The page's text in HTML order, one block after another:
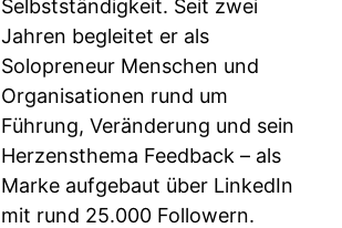
Selbstständigkeit. Seit zwei
Jahren begleitet er als
Solopreneur Menschen und
Organisationen rund um
Führung, Veränderung und sein
Herzensthema Feedback – als
Marke aufgebaut über LinkedIn
mit rund 25.000 Followern.